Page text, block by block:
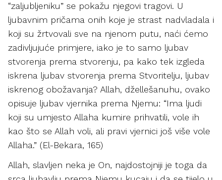
“zaljubljeniku” se pokažu njegovi tragovi. U
ljubavnim pričama onih koje je strast nadvladala i
koji su žrtvovali sve na njenom putu, naći ćemo
zadivljujuće primjere, iako je to samo ljubav
stvorenja prema stvorenju, pa kako tek izgleda
iskrena ljubav stvorenja prema Stvoritelju, ljubav
iskrenog obožavanja? Allah, džellešanuhu, ovako
opisuje ljubav vjernika prema Njemu: “Ima ljudi
koji su umjesto Allaha kumire prihvatili, vole ih
kao što se Allah voli, ali pravi vjernici još više vole
Allaha.” (El-Bekara, 165)
Allah, slavljen neka je On, najdostojniji je toga da